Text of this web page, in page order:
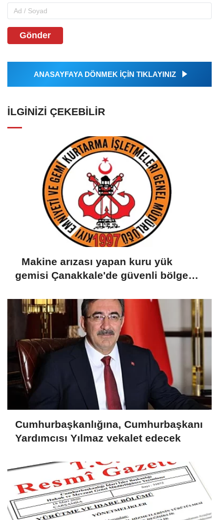
Gönder
ANASAYFAYA DÖNMEK İÇİN TIKLAYINIZ
İLGINIZI ÇEKEBILIR
Makine arızası yapan kuru yük
gemisi Çanakkale'de güvenli bölgeye
Cumhurbaşkanlığına, Cumhurbaşkanı
Yardımcısı Yılmaz vekalet edecek